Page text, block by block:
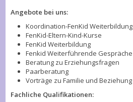
Angebote bei uns:
Koordination-FenKid Weiterbildung
FenKid-Eltern-Kind-Kurse
FenKid Weiterbildung
Fenkid Weiterführende Gespräche
Beratung zu Erziehungsfragen
Paarberatung
Vorträge zu Familie und Beziehung
Fachliche Qualifikationen: